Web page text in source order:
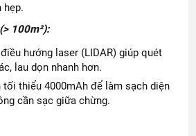
hẹp.
100m²):
hướng laser (LIDAR) giúp quét
lau dọn nhanh hơn.
tối thiểu 4000mAh để làm sạch diện
cần sạc giữa chừng.